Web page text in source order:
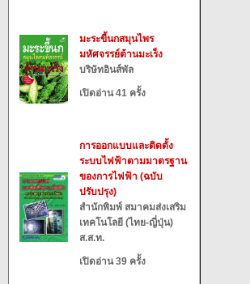
มะระขี้นกสมุนไพร
มหัศจรรย์ต้านมะเร็ง
บริษัทอินส์พัล
เปิดอ่าน 41 ครั้ง
การออกแบบและติดตั้ง
ระบบไฟฟ้าตามมาตรฐาน
ของการไฟฟ้า (ฉบับ
ปรับปรุง)
สำนักพิมพ์ สมาคมส่งเสริม
เทคโนโลยี (ไทย-ญี่ปุ่น)
ส.ส.ท.
เปิดอ่าน 39 ครั้ง